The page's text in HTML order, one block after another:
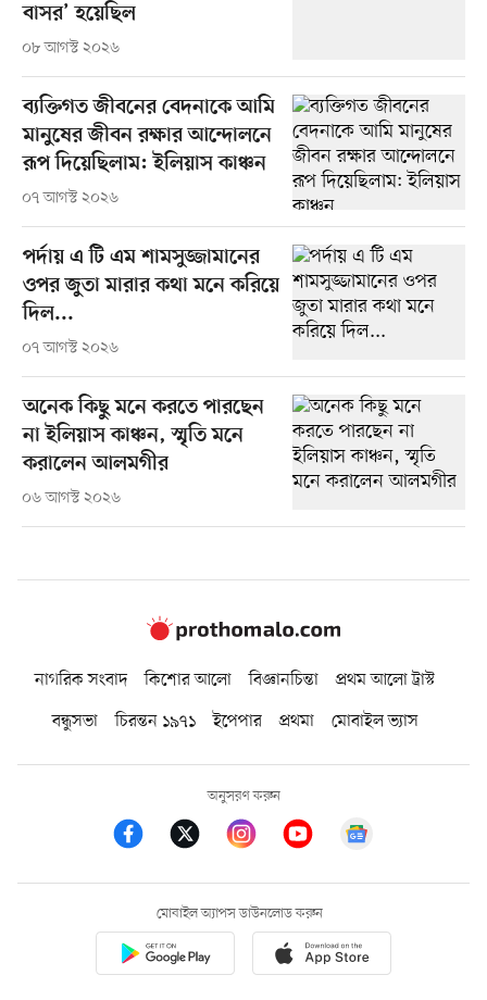
বাসর’ হয়েছিল
০৮ আগস্ট ২০২৬
ব্যক্তিগত জীবনের বেদনাকে আমি
মানুষের জীবন রক্ষার আন্দোলনে
রূপ দিয়েছিলাম: ইলিয়াস কাঞ্চন
০৭ আগস্ট ২০২৬
পর্দায় এ টি এম শামসুজ্জামানের
ওপর জুতা মারার কথা মনে করিয়ে
দিল...
০৭ আগস্ট ২০২৬
অনেক কিছু মনে করতে পারছেন
না ইলিয়াস কাঞ্চন, স্মৃতি মনে
করালেন আলমগীর
০৬ আগস্ট ২০২৬
নাগরিক সংবাদ কিশোর আলো বিজ্ঞানচিন্তা
প্রথম আলো ট্রাস্ট
বন্ধুসভা
চিরন্তন ১৯৭১ ইপেপার প্রথমা মোবাইল ভ্যাস
অনুসরণ করুন
মোবাইল অ্যাপস ডাউনলোড করুন